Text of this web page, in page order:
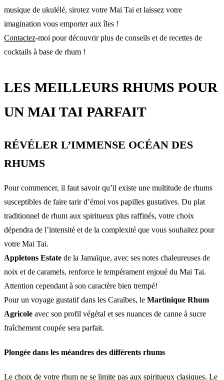
musique de ukulélé, sirotez votre Mai Tai et laissez votre
imagination vous emporter aux îles !
Contactez-moi pour découvrir plus de conseils et de recettes de
cocktails à base de rhum !
LES MEILLEURS RHUMS POUR
UN MAI TAI PARFAIT
RÉVÉLER L’IMMENSE OCÉAN DES
RHUMS
Pour commencer, il faut savoir qu’il existe une multitude de rhums
susceptibles de faire tarir d’émoi vos papilles gustatives. Du plat
traditionnel de rhum aux spiritueux plus raffinés, votre choix
dépendra de l’intensité et de la complexité que vous souhaitez pour
votre Mai Tai.
Appletons Estate de la Jamaïque, avec ses notes chaleureuses de
noix et de caramels, renforce le tempérament enjoué du Mai Tai.
Attention cependant à son caractère bien trempé!
Pour un voyage gustatif dans les Caraïbes, le Martinique Rhum
Agricole avec son profil végétal et ses nuances de canne à sucre
fraîchement coupée sera parfait.
Plongée dans les méandres des différents rhums
Le choix de votre rhum ne se limite pas aux spiritueux clasiques. Le